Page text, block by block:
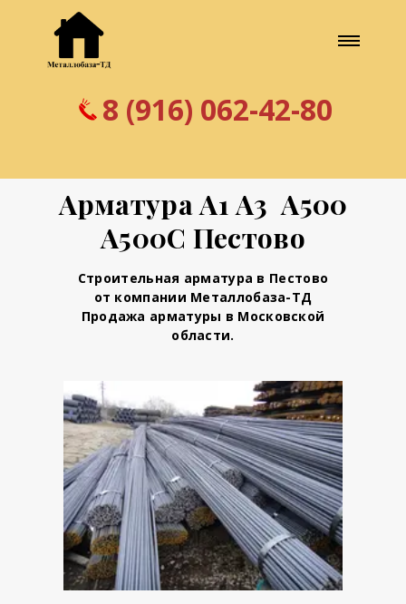
8 (916) 062-42-80
Арматура А1 А3 А500
А500С Пестово
Строительная арматура в Пестово
от компании Металлобаза-ТД
Продажа арматуры в Московской
области.